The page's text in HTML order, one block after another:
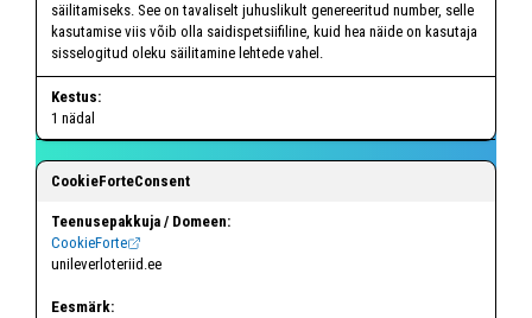
säilitamiseks. See on tavaliselt juhuslikult genereeritud number, selle
kasutamise viis võib olla saidispetsiifiline, kuid hea näide on kasutaja
sisselogitud oleku säilitamine lehtede vahel.
1 nädal
CookieForteConsent
CookieForte
unileverloteriid.ee